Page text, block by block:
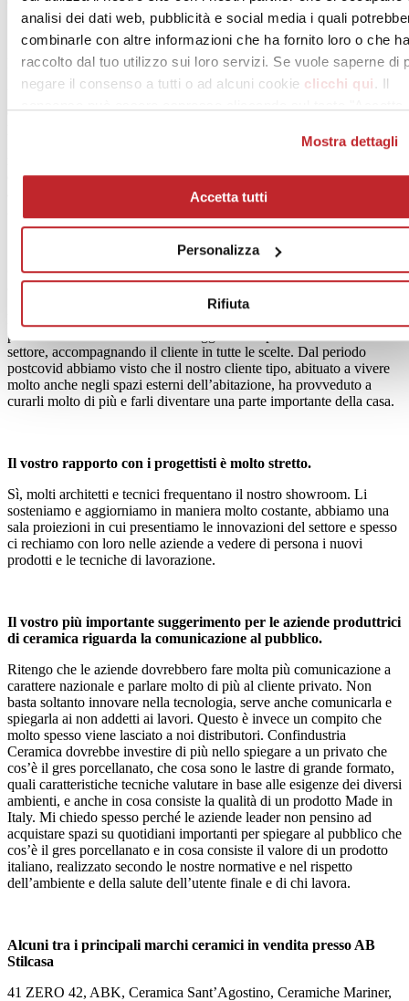
analisi dei dati web, pubblicità e social media i quali
combinarle con altre informazioni che ha fornito loro o che
raccolto dal tuo utilizzo sui loro servizi. Se vuole saperne di
negare il consenso a tutti o ad alcuni cookie clicchi qui . Il
Mostra dettagli
Accetta tutti
Personalizza
Rifiuta
I vostri clienti sono prevalentemente privati.
Uno dei nostri slogan è “
Le case più belle del Salento hanno sempre
qualcosa di AB Stilcasa”. La nostra è una terra che vede ancora una
Il nostro target di riferimento è il cliente privato di alto livello, e per
diversi anni, sulla carta stampata, sulle emittenti locali, e anche
attraverso la proprietà di una squadra di Volley che a militato in serie
Quali servizi offrite al cliente? È cambiato qualcosa nel corso
degli ultimi anni?
perché cerchiamo di dare tutti i suggerimenti possibili nel nostro
settore, accompagnando il cliente in tutte le scelte. Dal periodo
postcovid abbiamo visto che il nostro cliente tipo, abituato a vivere
molto anche negli spazi esterni dell’abitazione, ha provveduto a
curarli molto di più e farli diventare una parte importante della casa.
Il vostro rapporto con i progettisti è molto stretto.
Sì, molti architetti e tecnici frequentano il nostro showroom. Li
sosteniamo e aggiorniamo in maniera molto costante, abbiamo una
sala proiezioni in cui presentiamo le innovazioni del settore e spesso
ci rechiamo con loro nelle aziende a vedere di persona i nuovi
prodotti e le tecniche di lavorazione.
Il vostro più importante suggerimento per le aziende produttrici
di ceramica riguarda la comunicazione al pubblico.
Ritengo che le aziende dovrebbero fare molta più comunicazione a
carattere nazionale e parlare molto di più al cliente privato. Non
basta soltanto innovare nella tecnologia, serve anche comunicarla e
spiegarla ai non addetti ai lavori. Questo è invece un compito che
molto spesso viene lasciato a noi distributori. Confindustria
Ceramica dovrebbe investire di più nello spiegare a un privato che
cos’è il gres porcellanato, che cosa sono le lastre di grande formato,
quali caratteristiche tecniche valutare in base alle esigenze dei diversi
ambienti, e anche in cosa consiste la qualità di un prodotto Made in
Italy. Mi chiedo spesso perché le aziende leader non pensino ad
acquistare spazi su quotidiani importanti per spiegare al pubblico che
cos’è il gres porcellanato e in cosa consiste il valore di un prodotto
italiano, realizzato secondo le nostre normative e nel rispetto
dell’ambiente e della salute dell’utente finale e di chi lavora.
Alcuni tra i principali marchi ceramici in vendita presso AB
Stilcasa
41 ZERO 42, ABK, Ceramica Sant’Agostino, Ceramiche Mariner,